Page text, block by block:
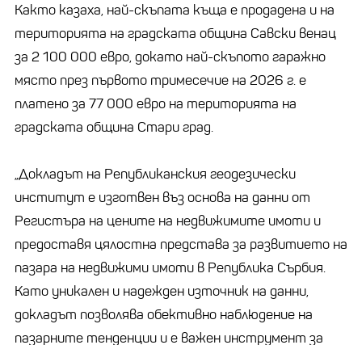
Както казаха, най-скъпата къща е продадена и на
територията на градската община Савски венац
за 2 100 000 евро, докато най-скъпото гаражно
място през първото тримесечие на 2026 г. е
платено за 77 000 евро на територията на
градската община Стари град.
„Докладът на Републиканския геодезически
институт е изготвен въз основа на данни от
Регистъра на цените на недвижимите имоти и
предоставя цялостна представа за развитието на
пазара на недвижими имоти в Република Сърбия.
Като уникален и надежден източник на данни,
докладът позволява обективно наблюдение на
пазарните тенденции и е важен инструмент за